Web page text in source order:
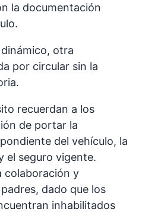
la documentación
otra
por circular sin la
recuerdan a los
de portar la
del vehículo, la
el seguro vigente.
colaboración y
dado que los
inhabilitados